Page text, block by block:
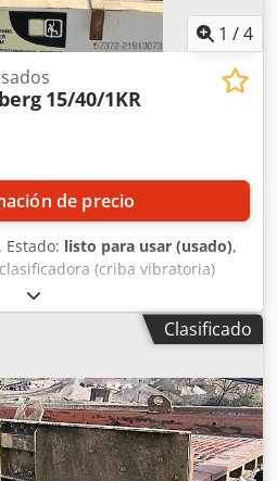
1 /4
15/40/1KR
de precio
, Estado: listo para usar (usado),
(criba vibratoria)
la industria minera, destinada
Número de niveles de cribado:
7,5 kW, velocidad: 1060 rpm,
mm/1500 mm. Sin
puede realizar una inspección
Ner
Clasificado